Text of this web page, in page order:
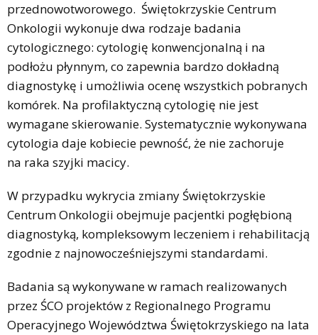
przednowotworowego. Świętokrzyskie Centrum
Onkologii wykonuje dwa rodzaje badania
cytologicznego: cytologię konwencjonalną i na
podłożu płynnym, co zapewnia bardzo dokładną
diagnostykę i umożliwia ocenę wszystkich pobranych
komórek. Na profilaktyczną cytologię nie jest
wymagane skierowanie. Systematycznie wykonywana
cytologia daje kobiecie pewność, że nie zachoruje
na raka szyjki macicy.
W przypadku wykrycia zmiany Świętokrzyskie
Centrum Onkologii obejmuje pacjentki pogłębioną
diagnostyką, kompleksowym leczeniem i rehabilitacją
zgodnie z najnowocześniejszymi standardami.
Badania są wykonywane w ramach realizowanych
przez ŚCO projektów z Regionalnego Programu
Operacyjnego Województwa Świętokrzyskiego na lata